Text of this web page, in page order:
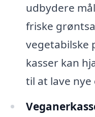
udbydere
friske
vegetabilske
kasser kan
til at lave